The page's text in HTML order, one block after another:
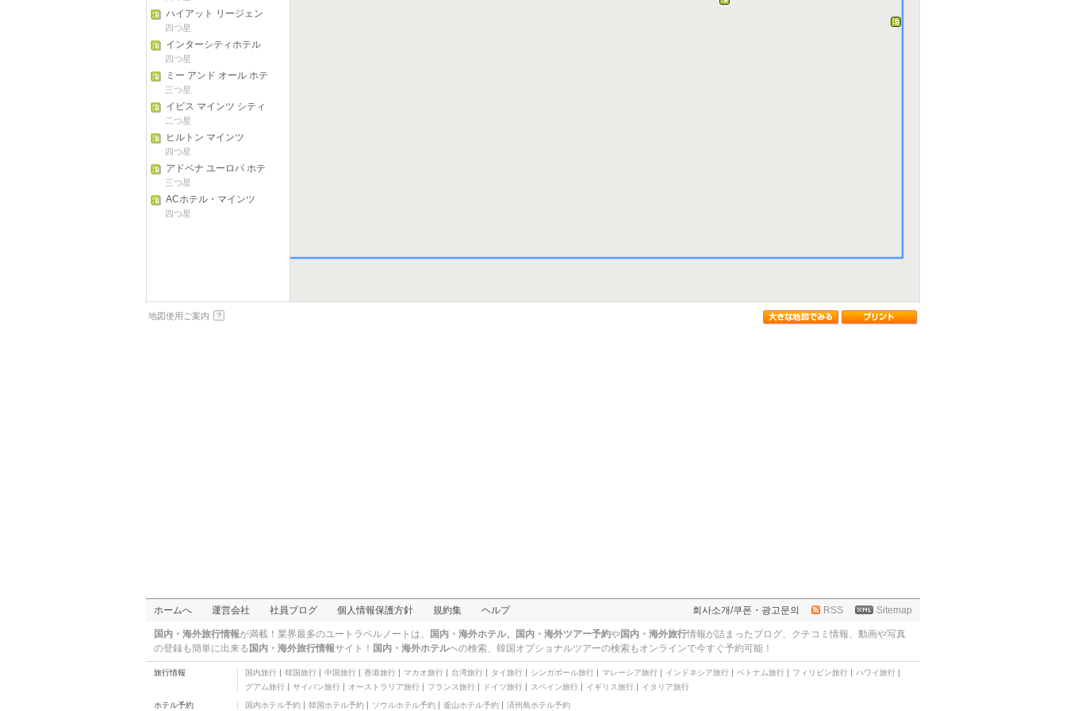
ハイアット リージェン
シー マインツ
四つ星
インターシティホテル
マインツ
四つ星
ミー アンド オール ホテ
ル マインツ
三つ星
イビス マインツ シティ
二つ星
ヒルトン マインツ
四つ星
アドベナ ユーロパ ホテ
ル マインツ
三つ星
ACホテル・マインツ
四つ星
地図使用ご案内
ホームへ 運営会社 社員ブログ 個人情報保護方針 規約集 ヘルプ 회사소개/쿠폰・광고문의 RSS Sitemap
国内・海外旅行情報が満載！業界最多のユートラベルノートは、 国内・海外ホテル、国内・海外ツアー予約や国内・海外旅行情報が詰まったブログ、クチコミ情報、動画や写真
の登録も簡単に出来る 国内・海外旅行情報サイト！ 国内・海外ホテルへの検索、 韓国オプショナルツアーの検索もオンラインで今すぐ予約可能！
旅行情報 国内旅行 韓国旅行 中国旅行 香港旅行 マカオ旅行 台湾旅行 タイ旅行 シンガポール旅行 マレーシア旅行 インドネシア旅行 ベトナム旅行 フィリピン旅行
ハワイ旅行
グアム旅行
サイパン旅行 オーストラリア旅行 フランス旅行 ドイツ旅行 スペイン旅行 イギリス旅行 イタリア旅行
ホテル予約 国内ホテル予約 韓国ホテル予約 ソウルホテル予約 釜山ホテル予約 済州島ホテル予約